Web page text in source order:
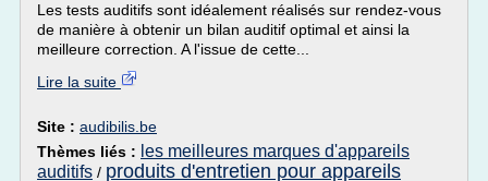
Les tests auditifs sont idéalement réalisés sur rendez-vous
de manière à obtenir un bilan auditif optimal et ainsi la
meilleure correction. A l'issue de cette...
Lire la suite
Site : audibilis.be
Thèmes liés : les meilleures marques d'appareils
auditifs / produits d'entretien pour appareils